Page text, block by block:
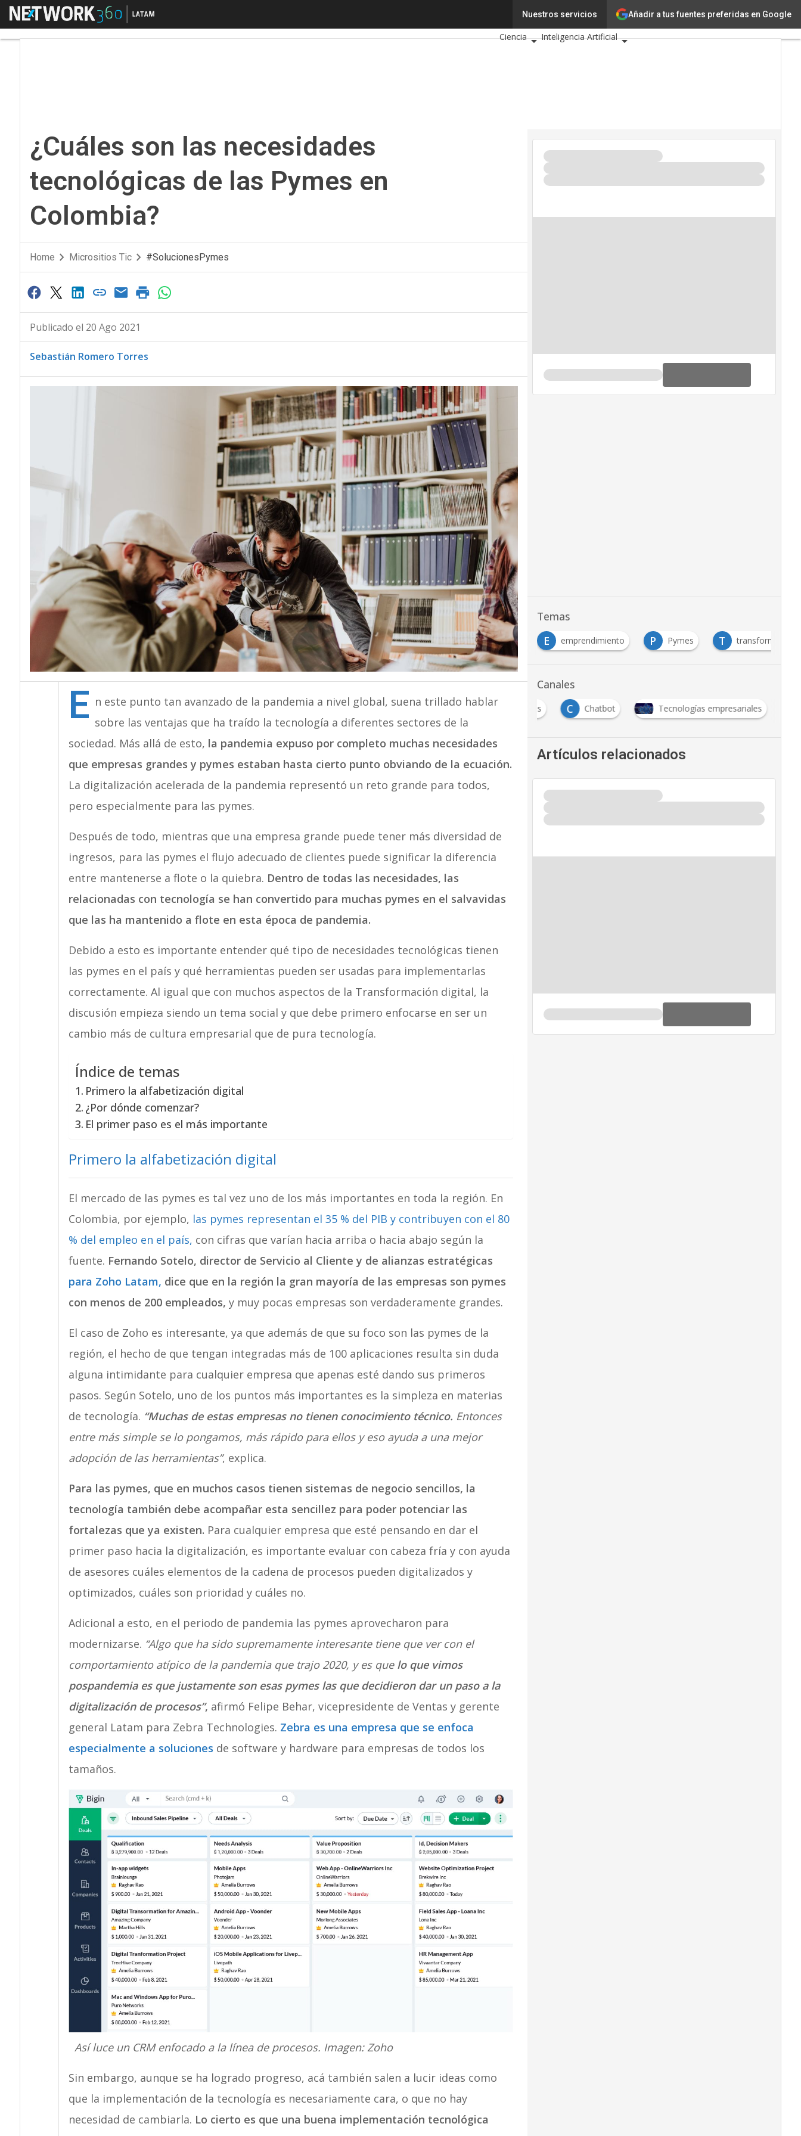
Añadir a tus fuentes preferidas en Google
Nuestros servicios
Menú Tecnología
Innovación
Ciencia
Inteligencia Artificial
¿Cuáles son las necesidades
tecnológicas de las Pymes en
Colombia?
Home Micrositios Tic #SolucionesPymes
Publicado el 20 Ago 2021
Sebastián Romero Torres
E n este punto tan avanzado de la pandemia a nivel global, suena trillado hablar
sobre las ventajas que ha traído la tecnología a diferentes sectores de la
sociedad. Más allá de esto, la pandemia expuso por completo muchas necesidades
que empresas grandes y pymes estaban hasta cierto punto obviando de la ecuación.
La digitalización acelerada de la pandemia representó un reto grande para todos,
pero especialmente para las pymes.
Después de todo, mientras que una empresa grande puede tener más diversidad de
ingresos, para las pymes el flujo adecuado de clientes puede significar la diferencia
entre mantenerse a flote o la quiebra. Dentro de todas las necesidades, las
relacionadas con tecnología se han convertido para muchas pymes en el salvavidas
que las ha mantenido a flote en esta época de pandemia.
Debido a esto es importante entender qué tipo de necesidades tecnológicas tienen
las pymes en el país y qué herramientas pueden ser usadas para implementarlas
correctamente. Al igual que con muchos aspectos de la Transformación digital, la
discusión empieza siendo un tema social y que debe primero enfocarse en ser un
cambio más de cultura empresarial que de pura tecnología.
Índice de temas
Primero la alfabetización digital
¿Por dónde comenzar?
El primer paso es el más importante
Primero la alfabetización digital
El mercado de las pymes es tal vez uno de los más importantes en toda la región. En
Colombia, por ejemplo, las pymes representan el 35 % del PIB y contribuyen con el 80
% del empleo en el país, con cifras que varían hacia arriba o hacia abajo según la
fuente. Fernando Sotelo, director de Servicio al Cliente y de alianzas estratégicas
para Zoho Latam, dice que en la región la gran mayoría de las empresas son pymes
con menos de 200 empleados, y muy pocas empresas son verdaderamente grandes.
El caso de Zoho es interesante, ya que además de que su foco son las pymes de la
región, el hecho de que tengan integradas más de 100 aplicaciones resulta sin duda
alguna intimidante para cualquier empresa que apenas esté dando sus primeros
pasos. Según Sotelo, uno de los puntos más importantes es la simpleza en materias
de tecnología. “Muchas de estas empresas no tienen conocimiento técnico. Entonces
entre más simple se lo pongamos, más rápido para ellos y eso ayuda a una mejor
adopción de las herramientas”, explica.
Para las pymes, que en muchos casos tienen sistemas de negocio sencillos, la
tecnología también debe acompañar esta sencillez para poder potenciar las
fortalezas que ya existen. Para cualquier empresa que esté pensando en dar el
primer paso hacia la digitalización, es importante evaluar con cabeza fría y con ayuda
de asesores cuáles elementos de la cadena de procesos pueden digitalizados y
optimizados, cuáles son prioridad y cuáles no.
Adicional a esto, en el periodo de pandemia las pymes aprovecharon para
modernizarse. “Algo que ha sido supremamente interesante tiene que ver con el
comportamiento atípico de la pandemia que trajo 2020, y es que lo que vimos
pospandemia es que justamente son esas pymes las que decidieron dar un paso a la
digitalización de procesos”, afirmó Felipe Behar, vicepresidente de Ventas y gerente
general Latam para Zebra Technologies. Zebra es una empresa que se enfoca
especialmente a soluciones de software y hardware para empresas de todos los
tamaños.
Así luce un CRM enfocado a la línea de procesos. Imagen: Zoho
Sin embargo, aunque se ha logrado progreso, acá también salen a lucir ideas como
que la implementación de la tecnología es necesariamente cara, o que no hay
necesidad de cambiarla. Lo cierto es que una buena implementación tecnológica
Temas
E
emprendimiento P Pymes T transformación
Canales
#
#SolucionesPymes C Chatbot Tecnologías empresariales
Artículos relacionados